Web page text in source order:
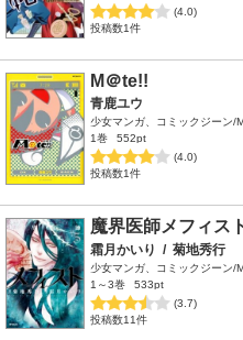
(4.0)
投稿数1件
M＠te!!
青鹿ユウ
少女マンガ、コミックジーン
1巻
552pt
(4.0)
投稿数1件
魔界医師メフィス
霜月かいり / 菊地秀行
少女マンガ、コミックジーン
1～3巻
533pt
(3.7)
投稿数11件